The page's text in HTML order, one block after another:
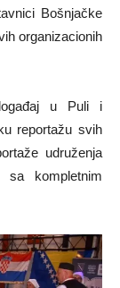
Bošnjačke
organizacionih
u Puli i
reportažu svih
udruženja
sa kompletnim